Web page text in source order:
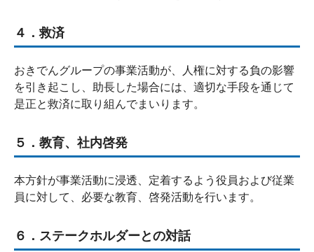
４．救済
おきでんグループの事業活動が、人権に対する負の影響
を引き起こし、助長した場合には、適切な手段を通じて
是正と救済に取り組んでまいります。
５．教育、社内啓発
本方針が事業活動に浸透、定着するよう役員および従業
員に対して、必要な教育、啓発活動を行います。
６．ステークホルダーとの対話